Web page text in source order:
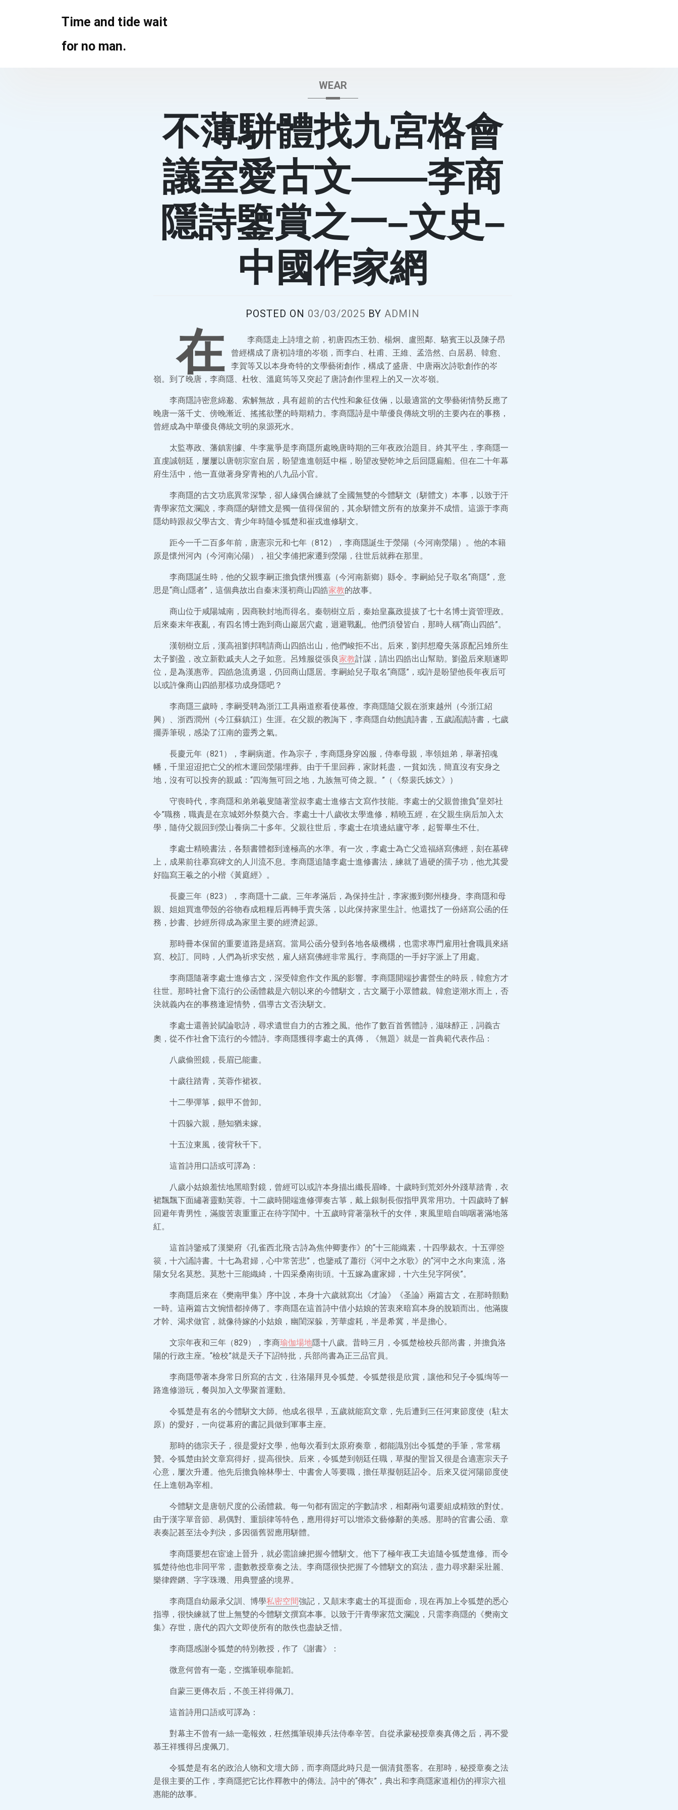
Time and tide wait
for no man.
WEAR
不薄駢體找九宮格會
議室愛古文——李商
隱詩鑒賞之一–文史–
中國作家網
POSTED ON 03/03/2025 BY ADMIN
在
李商隱走上詩壇之前，初唐四杰王勃、楊炯、盧照鄰、駱賓王以及陳子昂
曾經構成了唐初詩壇的岑嶺，而李白、杜甫、王維、孟浩然、白居易、韓愈、
李賀等又以本身奇特的文學藝術創作，構成了盛唐、中唐兩次詩歌創作的岑
嶺。到了晚唐，李商隱、杜牧、溫庭筠等又突起了唐詩創作里程上的又一次岑嶺。
李商隱詩密意綿邈、索解無故，具有超前的古代性和象征伎倆，以最適當的文學藝術情勢反應了
晚唐一落千丈、傍晚漸近、搖搖欲墜的時期精力。李商隱詩是中華優良傳統文明的主要內在的事務，
曾經成為中華優良傳統文明的泉源死水。
太監專政、藩鎮割據、牛李黨爭是李商隱所處晚唐時期的三年夜政治題目。終其平生，李商隱一
直虔誠朝廷，屢屢以唐朝宗室自居，盼望進進朝廷中樞，盼望改變乾坤之后回隱扁船。但在二十年幕
府生活中，他一直做著身穿青袍的八九品小官。
李商隱的古文功底異常深摯，卻人緣偶合練就了全國無雙的今體駢文（駢體文）本事，以致于汗
青學家范文瀾說，李商隱的駢體文是獨一值得保留的，其余駢體文所有的放棄并不成惜。這源于李商
隱幼時跟叔父學古文、青少年時隨令狐楚和崔戎進修駢文。
距今一千二百多年前，唐憲宗元和七年（812），李商隱誕生于滎陽（今河南滎陽）。他的本籍
原是懷州河內（今河南沁陽），祖父李俌把家遷到滎陽，往世后就葬在那里。
李商隱誕生時，他的父親李嗣正擔負懷州獲嘉（今河南新鄉）縣令。李嗣給兒子取名“商隱”，意
思是“商山隱者”，這個典故出自秦末漢初商山四皓家教的故事。
商山位于咸陽城南，因商鞅封地而得名。秦朝樹立后，秦始皇嬴政提拔了七十名博士資管理政。
后來秦末年夜亂，有四名博士跑到商山巖居穴處，迴避戰亂。他們須發皆白，那時人稱“商山四皓”。
漢朝樹立后，漢高祖劉邦聘請商山四皓出山，他們峻拒不出。后來，劉邦想廢失落原配呂雉所生
太子劉盈，改立新歡戚夫人之子如意。呂雉服從張良 家教計謀，請出四皓出山幫助。劉盈后來順遂即
位，是為漢惠帝。四皓急流勇退，仍回商山隱居。李嗣給兒子取名“商隱”，或許是盼望他長年夜后可
以或許像商山四皓那樣功成身隱吧？
李商隱三歲時，李嗣受聘為浙江工具兩道察看使幕僚。李商隱隨父親在浙東越州（今浙江紹
興）、浙西潤州（今江蘇鎮江）生涯。在父親的教誨下，李商隱自幼飽讀詩書，五歲誦讀詩書，七歲
擺弄筆硯，感染了江南的靈秀之氣。
長慶元年（821），李嗣病逝。作為宗子，李商隱身穿凶服，侍奉母親，率領姐弟，舉著招魂
幡，千里迢迢把亡父的棺木運回滎陽埋葬。由于千里回葬，家財耗盡，一貧如洗，簡直沒有安身之
地，沒有可以投奔的親戚：“四海無可回之地，九族無可倚之親。”（《祭裴氏姊文》）
守喪時代，李商隱和弟弟羲叟隨著堂叔李處士進修古文寫作技能。李處士的父親曾擔負“皇郊社
令”職務，職責是在京城郊外祭奠六合。李處士十八歲收太學進修，精曉五經，在父親生病后加入太
學，隨侍父親回到滎山養病二十多年。父親往世后，李處士在墳邊結廬守孝，起誓畢生不仕。
李處士精曉書法，各類書體都到達極高的水準。有一次，李處士為亡父造福繕寫佛經，刻在墓碑
上，成果前往摹寫碑文的人川流不息。李商隱追隨李處士進修書法，練就了過硬的孺子功，他尤其愛
好臨寫王羲之的小楷《黃庭經》。
長慶三年（823），李商隱十二歲。三年孝滿后，為保持生計，李家搬到鄭州棲身。李商隱和母
親、姐姐買進帶殼的谷物舂成粗糧后再轉手賣失落，以此保持家里生計。他還找了一份繕寫公函的任
務，抄書、抄經所得成為家里主要的經濟起源。
那時冊本保留的重要道路是繕寫。當局公函分發到各地各級機構，也需求專門雇用社會職員來繕
寫、校訂。同時，人們為祈求安然，雇人繕寫佛經非常風行。李商隱的一手好字派上了用處。
李商隱隨著李處士進修古文，深受韓愈作文作風的影響。李商隱開端抄書營生的時辰，韓愈方才
往世。那時社會下流行的公函體裁是六朝以來的今體駢文，古文屬于小眾體裁。韓愈逆潮水而上，否
決就義內在的事務逢迎情勢，倡導古文否決駢文。
李處士還善於賦論歌詩，尋求遺世自力的古雅之風。他作了數百首舊體詩，滋味醇正，詞義古
奧，從不作社會下流行的今體詩。李商隱獲得李處士的真傳，《無題》就是一首典範代表作品：
八歲偷照鏡，長眉已能畫。
十歲往踏青，芙蓉作裙衩。
十二學彈箏，銀甲不曾卸。
十四躲六親，懸知猶未嫁。
十五泣東風，後背秋千下。
這首詩用口語或可譯為：
八歲小姑娘羞怯地黑暗對鏡，曾經可以或許本身描出纖長眉峰。十歲時到荒郊外外踐草踏青，衣
裙飄飄下面繡著靈動芙蓉。十二歲時開端進修彈奏古箏，戴上銀制長假指甲異常用功。十四歲時了解
回避年青男性，滿腹苦衷重重正在待字閨中。十五歲時背著蕩秋千的女伴，東風里暗自嗚咽著滿地落
紅。
這首詩鑒戒了漢樂府《孔雀西北飛·古詩為焦仲卿妻作》的“十三能織素，十四學裁衣。十五彈箜
篌，十六誦詩書。十七為君婦，心中常苦悲”，也鑒戒了蕭衍《河中之水歌》的“河中之水向東流，洛
陽女兒名莫愁。莫愁十三能織綺，十四采桑南街頭。十五嫁為盧家婦，十六生兒字阿侯”。
李商隱后來在《樊南甲集》序中說，本身十六歲就寫出《才論》《圣論》兩篇古文，在那時顫動
一時。這兩篇古文惋惜都掉傳了。李商隱在這首詩中借小姑娘的苦衷來暗寫本身的脫穎而出。他滿腹
才幹、渴求做官，就像待嫁的小姑娘，幽閨深躲，芳華虛耗，半是希冀，半是擔心。
文宗年夜和三年（829），李商瑜伽場地隱十八歲。昔時三月，令狐楚檢校兵部尚書，并擔負洛
陽的行政主座。“檢校”就是天子下詔特批，兵部尚書為正三品官員。
李商隱帶著本身常日所寫的古文，往洛陽拜見令狐楚。令狐楚很是欣賞，讓他和兒子令狐绹等一
路進修游玩，餐與加入文學聚首運動。
令狐楚是有名的今體駢文大師。他成名很早，五歲就能寫文章，先后遭到三任河東節度使（駐太
原）的愛好，一向從幕府的書記員做到軍事主座。
那時的德宗天子，很是愛好文學，他每次看到太原府奏章，都能識別出令狐楚的手筆，常常稱
贊。令狐楚由於文章寫得好，提高很快。后來，令狐楚到朝廷任職，草擬的聖旨又很是合適憲宗天子
心意，屢次升遷。他先后擔負翰林學士、中書舍人等要職，擔任草擬朝廷詔令。后來又從河陽節度使
任上進朝為宰相。
今體駢文是唐朝尺度的公函體裁。每一句都有固定的字數請求，相鄰兩句還要組成精致的對仗。
由于漢字單音節、易偶對、重韻律等特色，應用得好可以增添文藝修辭的美感。那時的官書公函、章
表奏記甚至法令判決，多因循舊習應用駢體。
李商隱要想在宦途上晉升，就必需諳練把握今體駢文。他下了極年夜工夫追隨令狐楚進修。而令
狐楚待他也非同平常，盡數教授章奏之法。李商隱很快把握了今體駢文的寫法，盡力尋求辭采壯麗、
樂律鏗鏘、字字珠璣、用典豐盛的境界。
李商隱自幼嚴承父訓、博學私密空間強記，又顛末李處士的耳提面命，現在再加上令狐楚的悉心
指導，很快練就了世上無雙的今體駢文撰寫本事。以致于汗青學家范文瀾說，只需李商隱的《樊南文
集》存世，唐代的四六文即使所有的散佚也盡缺乏惜。
李商隱感謝令狐楚的特別教授，作了《謝書》：
微意何曾有一毫，空攜筆硯奉龍韜。
自蒙三更傳衣后，不羨王祥得佩刀。
這首詩用口語或可譯為：
對幕主不曾有一絲一毫報效，枉然攜筆硯捧兵法侍奉辛苦。自從承蒙秘授章奏真傳之后，再不愛
慕王祥獲得呂虔佩刀。
令狐楚是有名的政治人物和文壇大師，而李商隱此時只是一個清貧墨客。在那時，秘授章奏之法
是很主要的工作，李商隱把它比作釋教中的傳法。詩中的“傳衣”，典出和李商隱家道相仿的禪宗六祖
惠能的故事。